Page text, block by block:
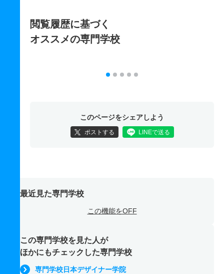
閲覧履歴に基づく
オススメの専門学校
このページをシェアしよう
ポストする LINEで送る
最近見た専門学校
この機能をOFF
この専門学校を見た人が
ほかにもチェックした専門学校
専門学校日本デザイナー学院